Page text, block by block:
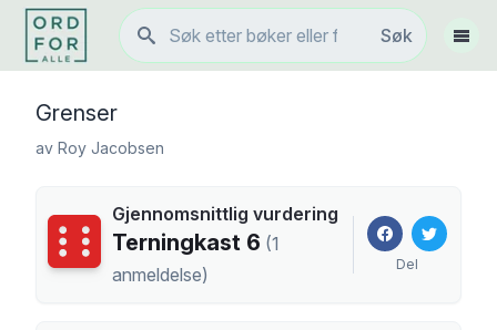
Søk
Søk
Vis
Grenser
av Roy Jacobsen
Terningkast
Gjennomsnittlig vurdering
Terningkast 6 (1
anmeldelse) Del